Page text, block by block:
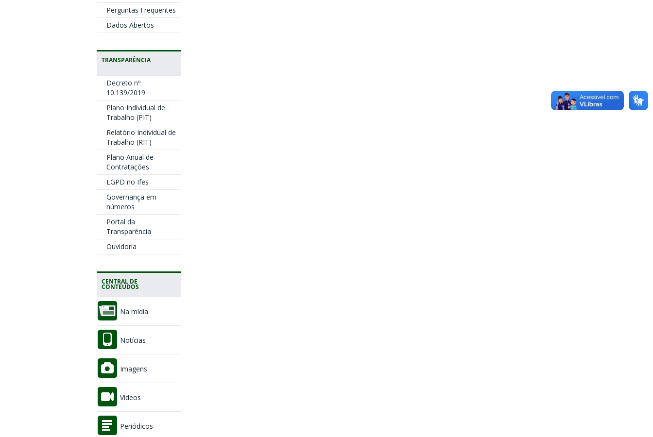
Perguntas Frequentes
Dados Abertos
TRANSPARÊNCIA
Decreto nº
10.139/2019
Plano Individual de
Trabalho (PIT)
Relatório Individual de
Trabalho (RIT)
Plano Anual de
Contratações
LGPD no Ifes
Governança em
números
Portal da
Transparência
Ouvidoria
CENTRAL DE
CONTEÚDOS
Na mídia
Notícias
Imagens
Vídeos
Periódicos